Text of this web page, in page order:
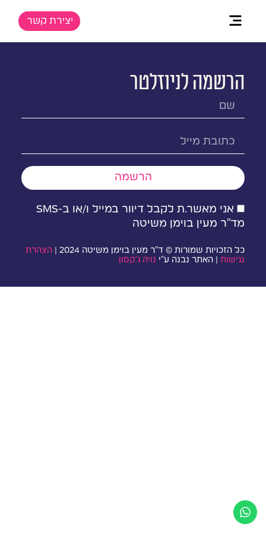
יצירת קשר
הרשמה לניוזלטר
אני מאשר.ת לקבל דיוור במייל ו/או ב-SMS
מד״ר מעין בוימן משיטה
הרשמה
כל הזכויות שמורות © ד״ר מעין בוימן משיטה 2024 |
הצהרת
נגישות| האתר נבנה ע״י נויה ג׳קסון